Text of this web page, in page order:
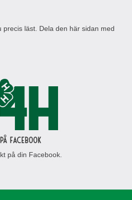
precis läst. Dela den här sidan med
Facebook
på din Facebook.